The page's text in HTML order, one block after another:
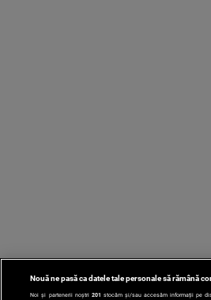
1
Nouă ne pasă ca datele tale personale să rămână
Noi și partenerii noștri 201 stocăm și/sau accesăm informații pe